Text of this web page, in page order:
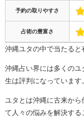
予約の取りやすさ
占術の豊富さ
沖縄ユタの中で当たると
沖縄占い界には多くの
生は評判になっています
ユタとは沖縄に古来か
て人々の悩みを解決する